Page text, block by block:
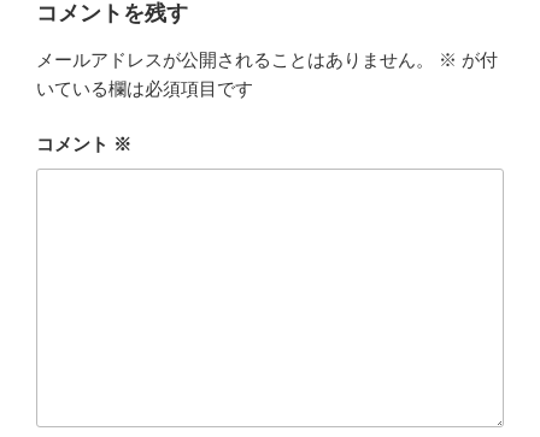
コメントを残す
メールアドレスが公開されることはありません。 ※ が付
いている欄は必須項目です
コメント ※